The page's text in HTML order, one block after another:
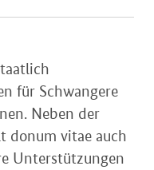
für Schwangere
Neben der
donum vitae auch
Unterstützungen